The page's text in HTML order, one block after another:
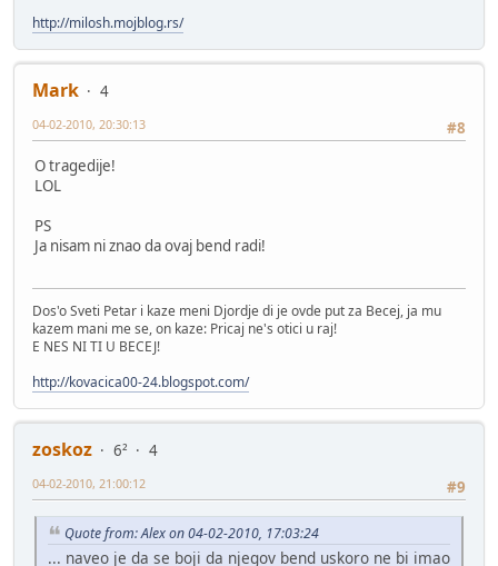
http://milosh.mojblog.rs/
Mark
4
#8
04-02-2010, 20:30:13
O tragedije!
LOL
PS
Ja nisam ni znao da ovaj bend radi!
Dos'o Sveti Petar i kaze meni Djordje di je ovde put za Becej, ja mu
kazem mani me se, on kaze: Pricaj ne's otici u raj!
E NES NI TI U BECEJ!
http://kovacica00-24.blogspot.com/
zoskoz 6²
4
#9
04-02-2010, 21:00:12
Quote from: Alex on 04-02-2010, 17:03:24
... naveo je da se boji da njegov bend uskoro ne bi imao